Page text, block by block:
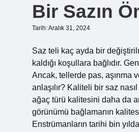
Bir Sazın
Tarih: Aralık 31, 2024
Saz teli kaç ayda bir
kaldığı koşullara bağlıdır.
Ancak, tellerde pas, aşınma
anlaşılır? Kaliteli bir saz
ağaç türü kalitesini daha da
görünümü bağlamanın
Enstrümanların tarihi bin